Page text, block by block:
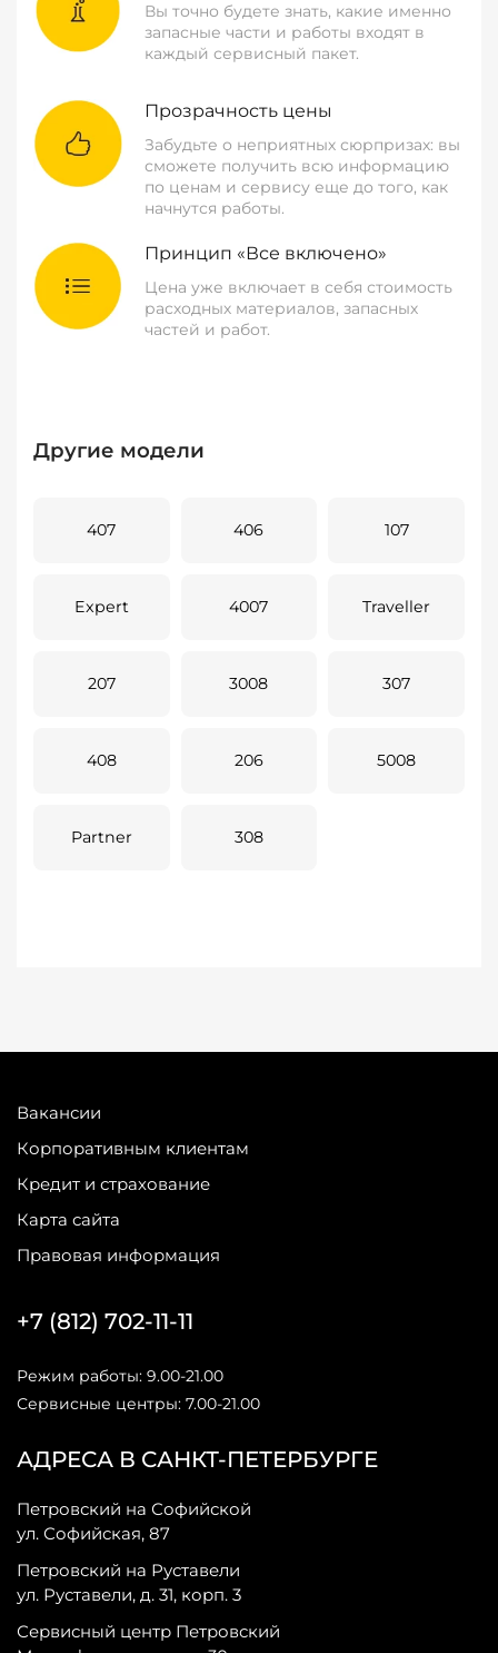
Вы точно будете знать, какие именно
запасные части и работы входят в
каждый сервисный пакет.
Прозрачность цены
Забудьте о неприятных сюрпризах: вы
сможете получить всю информацию
по ценам и сервису еще до того, как
начнутся работы.
Принцип «Все включено»
Цена уже включает в себя стоимость
расходных материалов, запасных
частей и работ.
Другие модели
407 406 107
Expert 4007 Traveller
207 3008 307
408 206 5008
Partner 308
Вакансии
Корпоративным клиентам
Кредит и страхование
Карта сайта
Правовая информация
АДРЕСА В САНКТ-ПЕТЕРБУРГЕ
Петровский на Софийской
ул. Софийская, 87
Петровский на Руставели
ул. Руставели, д. 31, корп. 3
Сервисный центр Петровский
+7 (812) 702-11-11
Режим работы: 9.00-21.00
Сервисные центры: 7.00-21.00